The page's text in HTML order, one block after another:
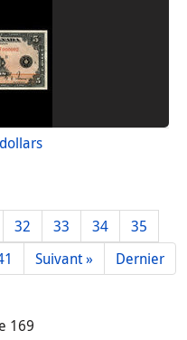
32 33 34
35
Suivant » Dernier
169